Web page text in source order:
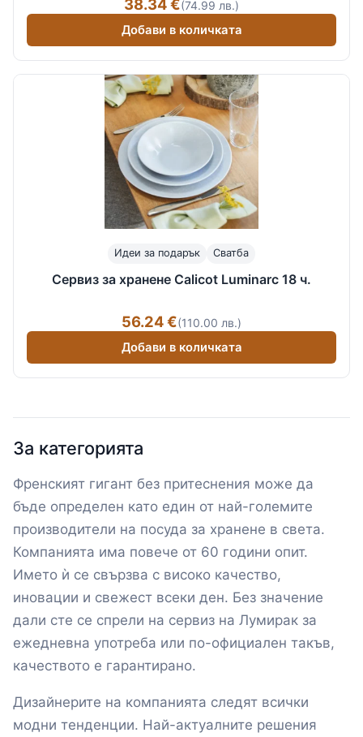
38.34 €(74.99 лв.)
Добави в количката
Идеи за подарък Сватба
Сервиз за хранене Calicot Luminarc 18 ч.
56.24 €(110.00 лв.)
Добави в количката
За категорията
Френският гигант без притеснения може да
бъде определен като един от най-големите
производители на посуда за хранене в света.
Компанията има повече от 60 години опит.
Името ѝ се свързва с високо качество,
иновации и свежест всеки ден. Без значение
дали сте се спрели на сервиз на Лумирак за
ежедневна употреба или по-официален такъв,
качеството е гарантирано.
Дизайнерите на компанията следят всички
модни тенденции. Най-актуалните решения